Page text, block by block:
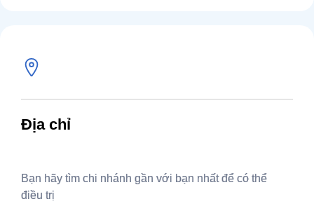
Địa chỉ
Bạn hãy tìm chi nhánh gần với bạn nhất để có thể
điều trị